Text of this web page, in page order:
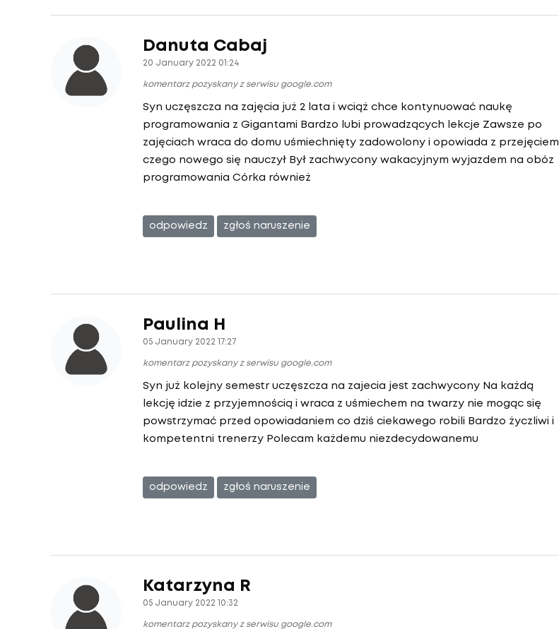
Danuta Cabaj
20 January 2022 01:24
komentarz pozyskany z serwisu google.com
Syn uczęszcza na zajęcia już 2 lata i wciąż chce kontynuować naukę
programowania z Gigantami Bardzo lubi prowadzących lekcje Zawsze po
zajęciach wraca do domu uśmiechnięty zadowolony i opowiada z przejęciem
czego nowego się nauczył Był zachwycony wakacyjnym wyjazdem na obóz
programowania Córka również
odpowiedz zgłoś naruszenie
Paulina H
05 January 2022 17:27
komentarz pozyskany z serwisu google.com
Syn już kolejny semestr uczęszcza na zajecia jest zachwycony Na każdą
lekcję idzie z przyjemnością i wraca z uśmiechem na twarzy nie mogąc się
powstrzymać przed opowiadaniem co dziś ciekawego robili Bardzo życzliwi i
kompetentni trenerzy Polecam każdemu niezdecydowanemu
odpowiedz zgłoś naruszenie
Katarzyna R
05 January 2022 10:32
komentarz pozyskany z serwisu google.com